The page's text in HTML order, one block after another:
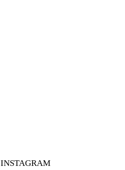
INSTAGRAM